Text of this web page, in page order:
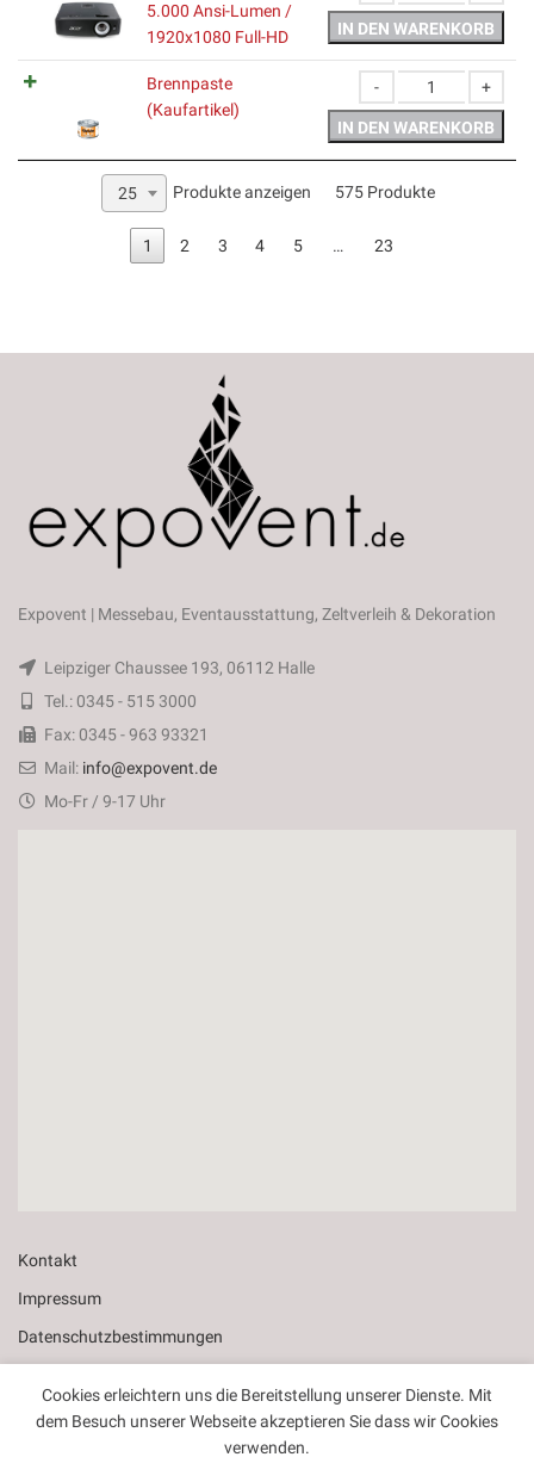
5.000 Ansi-Lumen /
1920x1080 Full-HD
Beamer - Acer / 5.000
IN DEN WARENKORB
Brennpaste
(Kaufartikel)
Brennpaste
IN DEN WARENKORB
25 Produkte anzeigen 575 Produkte
1 2 3 4 5 … 23
Expovent | Messebau, Eventausstattung, Zeltverleih & Dekoration
Leipziger Chaussee 193, 06112 Halle
Tel.: 0345 - 515 3000
Fax: 0345 - 963 93321
Mail: info@expovent.de
Mo-Fr / 9-17 Uhr
Kontakt
Impressum
Datenschutzbestimmungen
Cookies erleichtern uns die Bereitstellung unserer Dienste. Mit
dem Besuch unserer Webseite akzeptieren Sie dass wir Cookies
verwenden.